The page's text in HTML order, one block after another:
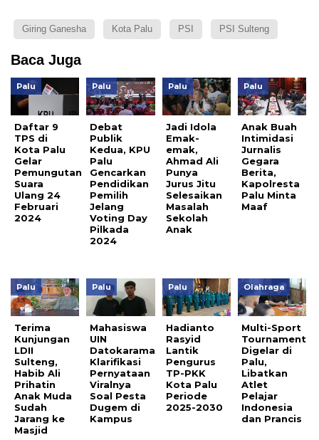
Giring Ganesha Kota Palu PSI PSI Sulteng
Baca Juga
Palu
Daftar 9
TPS di
Kota Palu
Gelar
Pemungutan
Suara
Ulang 24
Februari
2024
Palu
Debat
Publik
Kedua, KPU
Palu
Gencarkan
Pendidikan
Pemilih
Jelang
Voting Day
Pilkada
2024
Palu
Jadi Idola
Emak-
emak,
Ahmad Ali
Punya
Jurus Jitu
Selesaikan
Masalah
Sekolah
Anak
Palu
Anak Buah
Intimidasi
Jurnalis
Gegara
Berita,
Kapolresta
Palu Minta
Maaf
Palu
Terima
Kunjungan
LDII
Sulteng,
Habib Ali
Prihatin
Anak Muda
Sudah
Jarang ke
Masjid
Palu
Mahasiswa
UIN
Datokarama
Klarifikasi
Pernyataan
Viralnya
Soal Pesta
Dugem di
Kampus
Palu
Hadianto
Rasyid
Lantik
Pengurus
TP-PKK
Kota Palu
Periode
2025-2030
Olahraga
Multi-Sport
Tournament
Digelar di
Palu,
Libatkan
Atlet
Pelajar
Indonesia
dan Prancis